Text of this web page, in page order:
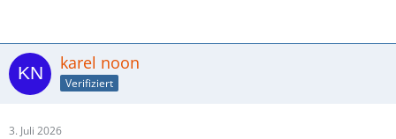
karel noon
Verifiziert
3. Juli 2026